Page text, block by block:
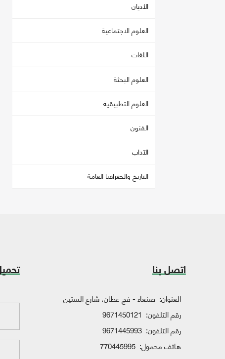
الأديان
العلوم الاجتماعية
اللغات
العلوم البحثة
العلوم التطبيقية
الفنون
الآداب
التاريخ والجغرافيا العامة
اتصل بنا
العنوان: صنعاء - فج عطان، شارع الستين
رقم التلفون: 9671450121
رقم التلفون: 9671445993
هاتف محمول: 770445995